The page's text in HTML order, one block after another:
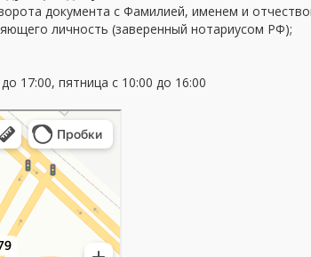
документа с Фамилией, именем и
личность (заверенный нотариусом РФ);
17:00, пятница с 10:00 до 16:00